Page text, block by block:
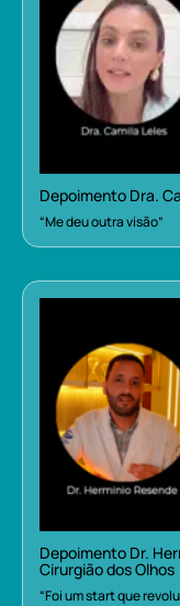
Depoimento Dra.
“Me deu outra visão”
Depoimento Dr.
Cirurgião dos Olhos
“Foi um start que